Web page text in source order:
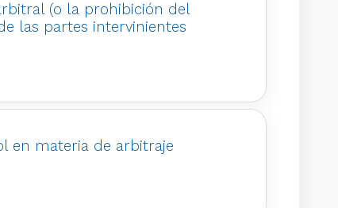
(o la prohibición del
las partes intervinientes
en materia de arbitraje